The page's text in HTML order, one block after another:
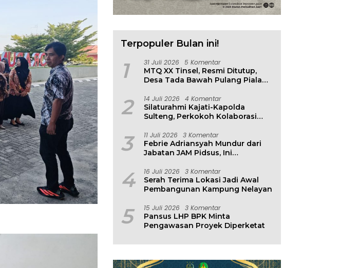
Terpopuler Bulan ini!
1 31 Juli 2026 5 Komentar
MTQ XX Tinsel, Resmi Ditutup,
Desa Tada Bawah Pulang Piala
2 14 Juli 2026 4 Komentar
Silaturahmi Kajati-Kapolda
Sulteng, Perkokoh Kolaborasi
3 11 Juli 2026 3 Komentar
Febrie Adriansyah Mundur dari
Jabatan JAM Pidsus, Ini
4 16 Juli 2026 3 Komentar
Serah Terima Lokasi Jadi Awal
Pembangunan Kampung Nelayan
5 15 Juli 2026 3 Komentar
Pansus LHP BPK Minta
Pengawasan Proyek Diperketat